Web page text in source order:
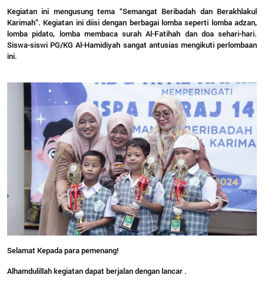
Kegiatan ini mengusung tema “Semangat Beribadah dan Berakhlakul
Karimah”. Kegiatan ini diisi dengan berbagai lomba seperti lomba adzan,
lomba pidato, lomba membaca surah Al-Fatihah dan doa sehari-hari.
Siswa-siswi PG/KG Al-Hamidiyah sangat antusias mengikuti perlombaan
ini.
Selamat Kepada para pemenang!
Alhamdulillah kegiatan dapat berjalan dengan lancar .